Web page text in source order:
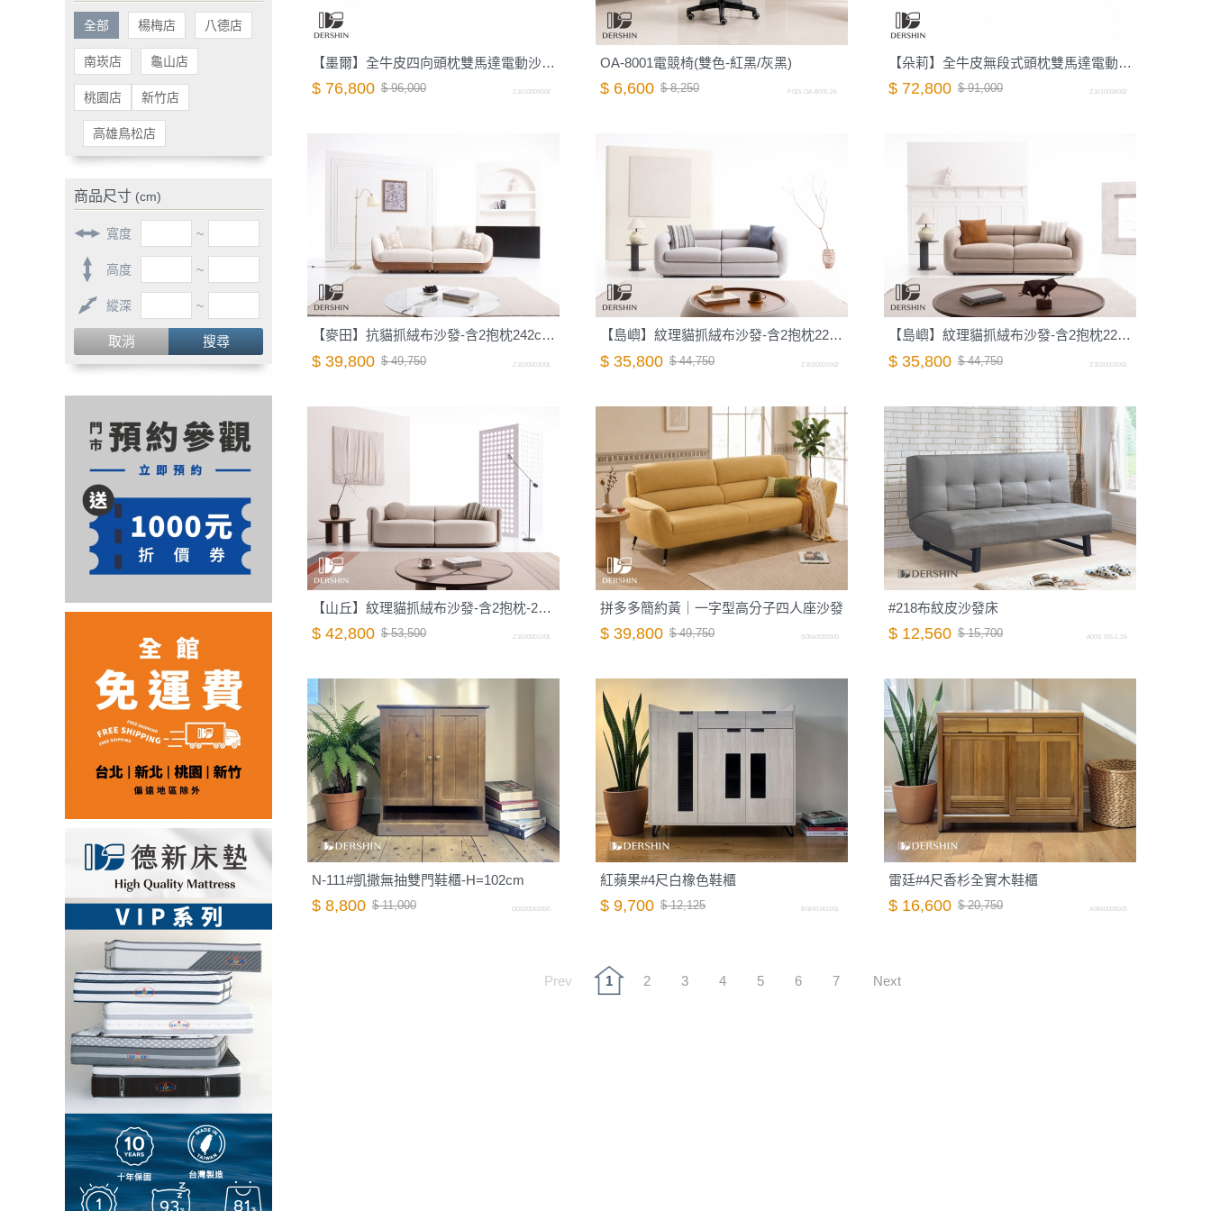
全部 楊梅店 八德店
南崁店 龜山店
桃園店 新竹店
高雄鳥松店
商品尺寸 (cm)
寬度 ~
高度 ~
縱深 ~
取消 搜尋
【墨爾】全牛皮四向頭枕雙馬達電動沙發-212cm-摩卡棕｜德新家具
$ 76,800 $ 96,000 Z1010009002
OA-8001電競椅(雙色-紅黑/灰黑)
$ 6,600 $ 8,250 F025.OA-8001.26
【朵莉】全牛皮無段式頭枕雙馬達電動沙發-198cm-摩卡棕｜德新家具
$ 72,800 $ 91,000 Z1010008002
【麥田】抗貓抓絨布沙發-含2抱枕242cm-棉花白｜德新家具
$ 39,800 $ 49,750 Z1020003001
【島嶼】紋理貓抓絨布沙發-含2抱枕220cm-岩石灰｜德新家具
$ 35,800 $ 44,750 Z1020002002
【島嶼】紋理貓抓絨布沙發-含2抱枕220cm-蜜茶棕｜德新家具
$ 35,800 $ 44,750 Z1020002001
【山丘】紋理貓抓絨布沙發-含2抱枕-240cm-大麥白｜德新家具
$ 42,800 $ 53,500 Z1020001001
拼多多簡約黃｜一字型高分子四人座沙發
$ 39,800 $ 49,750 S0560032000
#218布紋皮沙發床
$ 12,560 $ 15,700 A003.726-1.26
N-111#凱撒無抽雙門鞋櫃-H=102cm
$ 8,800 $ 11,000 D0020062000
紅蘋果#4尺白橡色鞋櫃
$ 9,700 $ 12,125 B0240141001
雷廷#4尺香杉全實木鞋櫃
$ 16,600 $ 20,750 A0460008000
Prev 1 2 3 4 5 6 7 Next